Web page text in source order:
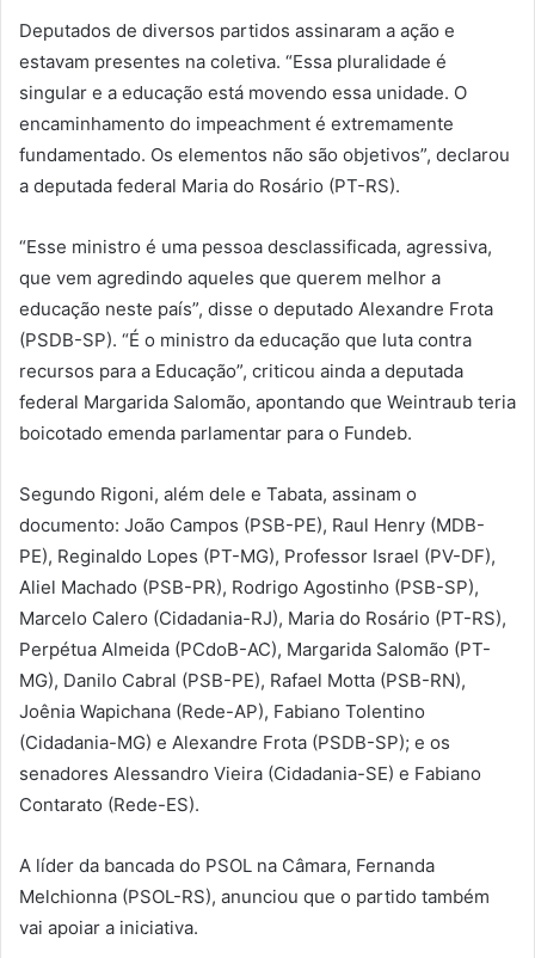
Deputados de diversos partidos assinaram a ação e
estavam presentes na coletiva. “Essa pluralidade é
singular e a educação está movendo essa unidade. O
encaminhamento do impeachment é extremamente
fundamentado. Os elementos não são objetivos”, declarou
a deputada federal Maria do Rosário (PT-RS).
“Esse ministro é uma pessoa desclassificada, agressiva,
que vem agredindo aqueles que querem melhor a
educação neste país”, disse o deputado Alexandre Frota
(PSDB-SP). “É o ministro da educação que luta contra
recursos para a Educação”, criticou ainda a deputada
federal Margarida Salomão, apontando que Weintraub teria
boicotado emenda parlamentar para o Fundeb.
Segundo Rigoni, além dele e Tabata, assinam o
documento: João Campos (PSB-PE), Raul Henry (MDB-
PE), Reginaldo Lopes (PT-MG), Professor Israel (PV-DF),
Aliel Machado (PSB-PR), Rodrigo Agostinho (PSB-SP),
Marcelo Calero (Cidadania-RJ), Maria do Rosário (PT-RS),
Perpétua Almeida (PCdoB-AC), Margarida Salomão (PT-
MG), Danilo Cabral (PSB-PE), Rafael Motta (PSB-RN),
Joênia Wapichana (Rede-AP), Fabiano Tolentino
(Cidadania-MG) e Alexandre Frota (PSDB-SP); e os
senadores Alessandro Vieira (Cidadania-SE) e Fabiano
Contarato (Rede-ES).
A líder da bancada do PSOL na Câmara, Fernanda
Melchionna (PSOL-RS), anunciou que o partido também
vai apoiar a iniciativa.